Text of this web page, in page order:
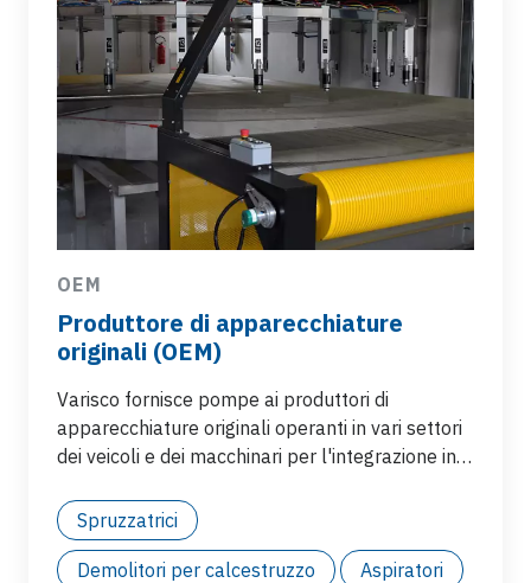
OEM
Produttore di apparecchiature
originali (OEM)
Varisco fornisce pompe ai produttori di
apparecchiature originali operanti in vari settori
dei veicoli e dei macchinari per l'integrazione in
trasferimento come:
Spruzzatrici
Demolitori per calcestruzzo Aspiratori